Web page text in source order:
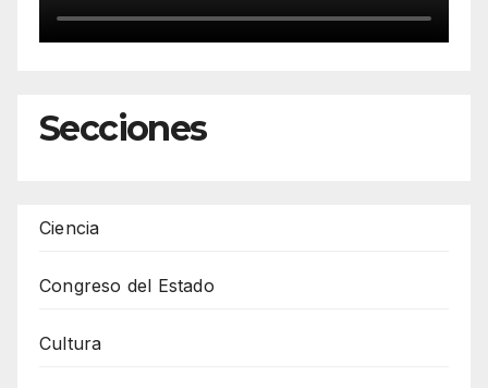
Secciones
Ciencia
Congreso del Estado
Cultura